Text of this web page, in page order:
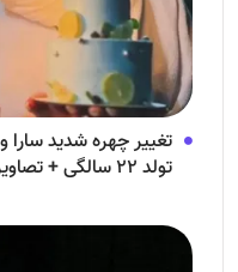
تغییر چهره شدید
تولد ۲۲ سالگی + تصاویر